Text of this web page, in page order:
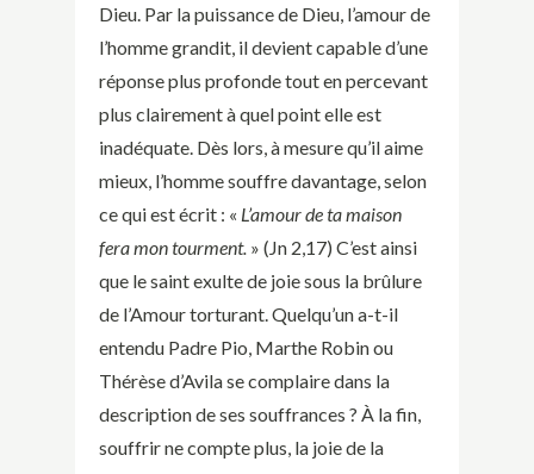
Dieu. Par la puissance de Dieu, l’amour de
l’homme grandit, il devient capable d’une
réponse plus profonde tout en percevant
plus clairement à quel point elle est
inadéquate. Dès lors, à mesure qu’il aime
mieux, l’homme souffre davantage, selon
ce qui est écrit : « L’amour de ta maison
fera mon tourment.» (Jn 2,17) C’est ainsi
que le saint exulte de joie sous la brûlure
de l’Amour torturant. Quelqu’un a-t-il
entendu Padre Pio, Marthe Robin ou
Thérèse d’Avila se complaire dans la
description de ses souffrances ? À la fin,
souffrir ne compte plus, la joie de la